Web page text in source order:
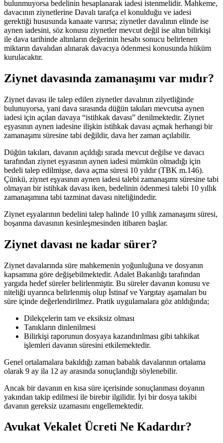
bulunmuyorsa bedelinin hesaplanarak iadesi istenmelidir. Mahkeme,
davacının ziynetlerine Davalı tarafça el konulduğu ve iadesi
gerektiği hususunda kanaate varırsa; ziynetler davalının elinde ise
aynen iadesini, söz konusu ziynetler mevcut değil ise altın bilirkişi
ile dava tarihinde altınların değerinin hesabı sonucu belirlenen
miktarın davalıdan alınarak davacıya ödenmesi konusunda hüküm
kurulacaktır.
Ziynet davasında zamanaşımı var mıdır?
Ziynet davası ile talep edilen ziynetler davalının zilyetliğinde
bulunuyorsa, yani dava sırasında düğün takıları mevcutsa aynen
iadesi için açılan davaya “istihkak davası” denilmektedir. Ziynet
eşyasının aynen iadesine ilişkin istihkak davası açmak herhangi bir
zamanaşımı süresine tabi değildir, dava her zaman açılabilir.
Düğün takıları, davanın açıldığı sırada mevcut değilse ve davacı
tarafından ziynet eşyasının aynen iadesi mümkün olmadığı için
bedeli talep edilmişse, dava açma süresi 10 yıldır (TBK m.146).
Çünkü, ziynet eşyasının aynen iadesi talebi zamanaşımı süresine tabi
olmayan bir istihkak davası iken, bedelinin ödenmesi talebi 10 yıllık
zamanaşımına tabi tazminat davası niteliğindedir.
Ziynet eşyalarının bedelini talep halinde 10 yıllık zamanaşımı süresi,
boşanma davasının kesinleşmesinden itibaren başlar.
Ziynet davası ne kadar sürer?
Ziynet davalarında süre mahkemenin yoğunluğuna ve dosyanın
kapsamına göre değişebilmektedir. Adalet Bakanlığı tarafından
yargıda hedef süreler belirlenmiştir. Bu süreler davanın konusu ve
niteliği uyarınca belirlenmiş olup İstinaf ve Yargıtay aşamaları bu
süre içinde değerlendirilmez. Pratik uygulamalara göz atıldığında;
Dilekçelerin tam ve eksiksiz olması
Tanıkların dinlenilmesi
Bilirkişi raporunun dosyaya kazandırılması gibi tahkikat
işlemleri davanın süresini etkilemektedir.
Genel ortalamalara bakıldığı zaman babalık davalarının ortalama
olarak 9 ay ila 12 ay arasında sonuçlandığı söylenebilir.
Ancak bir davanın en kısa süre içerisinde sonuçlanması doyanın
yakından takip edilmesi ile birebir ilgilidir. İyi bir dosya takibi
davanın gereksiz uzamasını engellemektedir.
Avukat Vekalet Ücreti Ne Kadardır?